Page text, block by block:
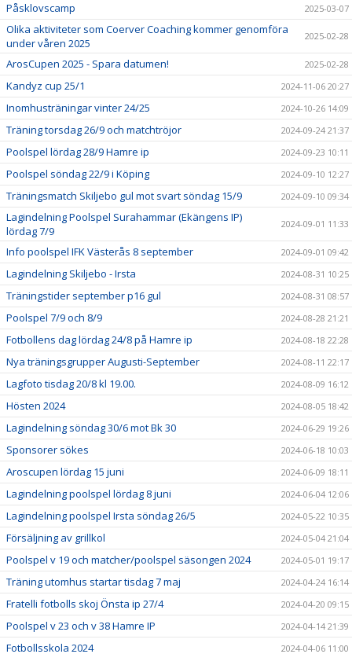
Påsklovscamp 2025-03-07
Olika aktiviteter som Coerver Coaching kommer genomföra
under våren 2025
2025-02-28
ArosCupen 2025 - Spara datumen! 2025-02-28
Kandyz cup 25/1 2024-11-06 20:27
Inomhusträningar vinter 24/25 2024-10-26 14:09
Träning torsdag 26/9 och matchtröjor 2024-09-24 21:37
Poolspel lördag 28/9 Hamre ip 2024-09-23 10:11
Poolspel söndag 22/9 i Köping 2024-09-10 12:27
Träningsmatch Skiljebo gul mot svart söndag 15/9 2024-09-10 09:34
Lagindelning Poolspel Surahammar (Ekängens IP)
lördag 7/9
2024-09-01 11:33
Info poolspel IFK Västerås 8 september 2024-09-01 09:42
Lagindelning Skiljebo - Irsta 2024-08-31 10:25
Träningstider september p16 gul 2024-08-31 08:57
Poolspel 7/9 och 8/9 2024-08-28 21:21
Fotbollens dag lördag 24/8 på Hamre ip 2024-08-18 22:28
Nya träningsgrupper Augusti-September 2024-08-11 22:17
Lagfoto tisdag 20/8 kl 19.00. 2024-08-09 16:12
Hösten 2024 2024-08-05 18:42
Lagindelning söndag 30/6 mot Bk 30 2024-06-29 19:26
Sponsorer sökes 2024-06-18 10:03
Aroscupen lördag 15 juni 2024-06-09 18:11
Lagindelning poolspel lördag 8 juni 2024-06-04 12:06
Lagindelning poolspel Irsta söndag 26/5 2024-05-22 10:35
Försäljning av grillkol 2024-05-04 21:04
Poolspel v 19 och matcher/poolspel säsongen 2024 2024-05-01 19:17
Träning utomhus startar tisdag 7 maj 2024-04-24 16:14
Fratelli fotbolls skoj Önsta ip 27/4 2024-04-20 09:15
Poolspel v 23 och v 38 Hamre IP 2024-04-14 21:39
Fotbollsskola 2024 2024-04-06 11:00